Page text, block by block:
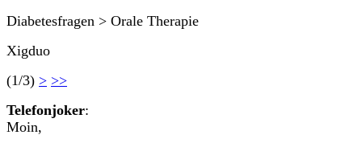
Diabetesfragen > Orale Therapie
Xigduo
(1/3) > >>
Telefonjoker:
Moin,